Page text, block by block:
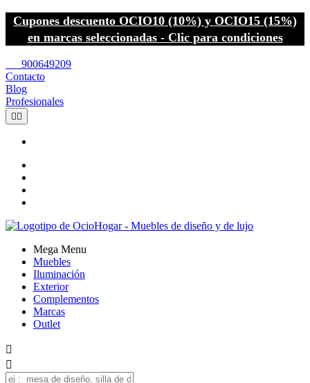
Cupones descuento OCIO10 (10%) y OCIO15 (15%)
en marcas seleccionadas - Clic para condiciones
900649209
Contacto
Blog
Profesionales
 
Mega Menu
Muebles
Iluminación
Exterior
Complementos
Marcas
Outlet

